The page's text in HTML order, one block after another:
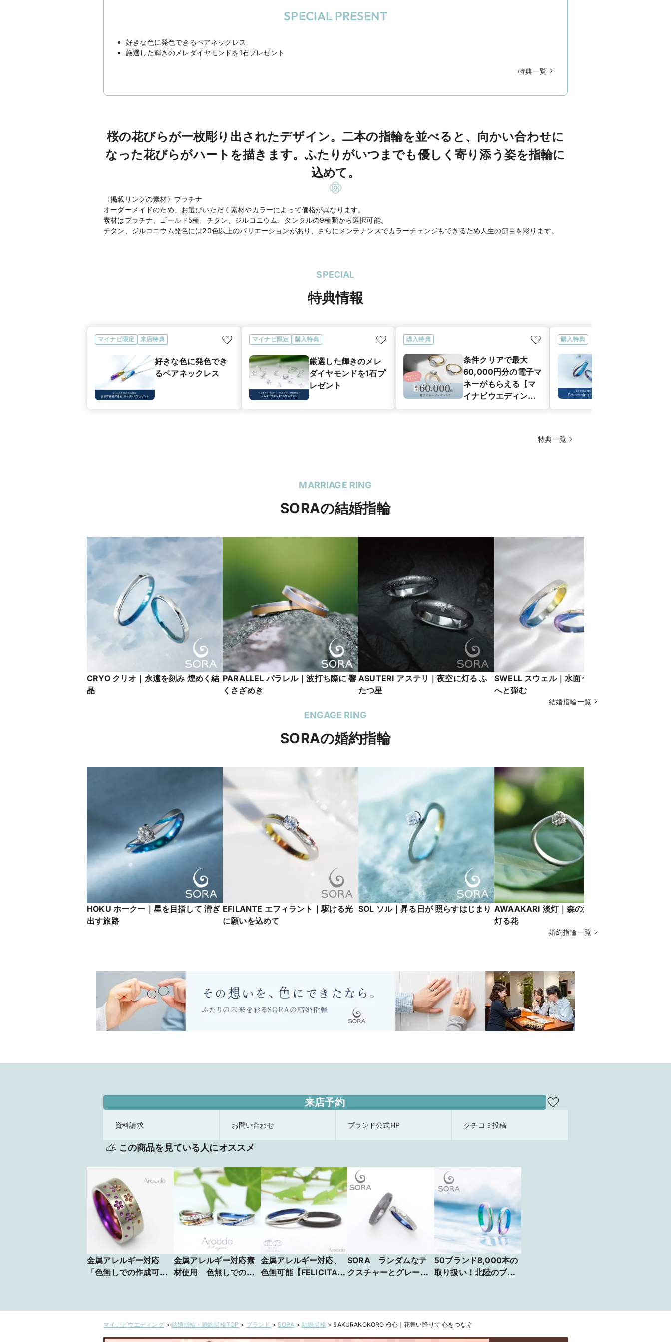
SPECIAL PRESENT
好きな色に発色できるペアネックレス
厳選した輝きのメレダイヤモンドを1石プレゼント
特典一覧
桜の花びらが一枚彫り出されたデザイン。二本の指輪を並べると、向かい合わせに
なった花びらがハートを描きます。ふたりがいつまでも優しく寄り添う姿を指輪に
込めて。
〈掲載リングの素材〉プラチナ
オーダーメイドのため、お選びいただく素材やカラーによって価格が異なります。
素材はプラチナ、ゴールド5種、チタン、ジルコニウム、タンタルの9種類から選択可能。
チタン、ジルコニウム発色には20色以上のバリエーションがあり、さらにメンテナンスでカラーチェンジもできるため人生の節目を彩ります。
SPECIAL
特典情報
マイナビ限定 来店特典
好きな色に発色でき
るペアネックレス
マイナビ限定 購入特典
厳選した輝きのメレ
ダイヤモンドを1石プ
レゼント
購入特典
条件クリアで最大
60,000円分の電子マ
ネーがもらえる【マ
イナビウエディング
購入特典
特典一覧
MARRIAGE RING
SORAの結婚指輪
CRYO クリオ｜永遠を刻み 煌めく結
晶
PARALLEL パラレル｜波打ち際に 響
くさざめき
ASUTERI アステリ｜夜空に灯る ふ
たつ星
SWELL スウェル｜水面うねり 未知
へと弾む
結婚指輪一覧
ENGAGE RING
SORAの婚約指輪
HOKU ホークー｜星を目指して 漕ぎ
出す旅路
EFILANTE エフィラント｜駆ける光
に願いを込めて
SOL ソル｜昇る日が 照らすはじまり AWAAKARI 淡灯｜森の深みに 淡く
灯る花
婚約指輪一覧
来店予約
資料請求 お問い合わせ ブランド公式HP クチコミ投稿
この商品を見ている人にオススメ
金属アレルギー対応
「色無しでの作成可
甲丸リングに桜をデザ
金属アレルギー対応素
材使用 色無しでの作
れ、命を潤すオアシス
を表現した美しいカー
金属アレルギー対応、
色無可能【FELICITA/
け心地を追求した定番
の甲丸リング
SORA ランダムなテ
クスチャーとグレーな
50ブランド8,000本の
取り扱い！北陸のブラ
マイナビウエディング>結婚指輪・婚約指輪TOP > ブランド > SORA >結婚指輪 >SAKURAKOKORO 桜心｜花舞い降りて 心をつなぐ